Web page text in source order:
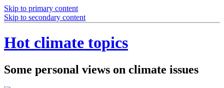
Skip to primary content
Skip to secondary content
Hot climate topics
Some personal views on climate issues